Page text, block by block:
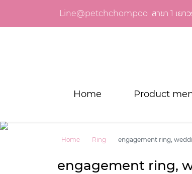
Line@petchchompoo สาขา 1 เยา
Home Product
Home Ring engagement ring,
engagement ring,